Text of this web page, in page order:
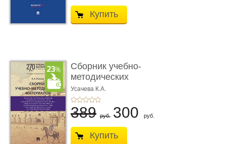
Купить
Сборник учебно-
методических
материалов по кур ...
Усачева К.А.
389 руб. 300 руб.
Купить